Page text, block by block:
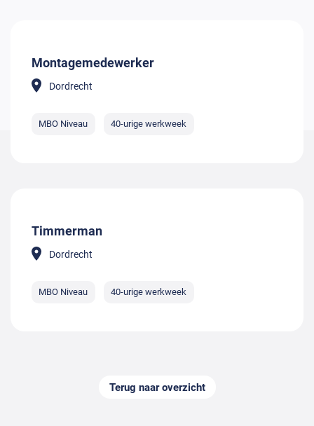
Montagemedewerker
Dordrecht
MBO Niveau 40-urige werkweek
Timmerman
Dordrecht
MBO Niveau 40-urige werkweek
Terug naar overzicht